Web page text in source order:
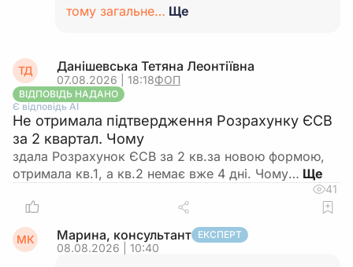
тому загальне… Ще
ТД Данішевська Тетяна Леонтіївна
07.08.2026 | 18:18ФОП
ВІДПОВІДЬ НАДАНО
Є відповідь АІ
Не отримала підтвердження Розрахунку ЄСВ
за 2 квартал. Чому
здала Розрахунок ЄСВ за 2 кв.за новою формою,
отримала кв.1, а кв.2 немає вже 4 дні. Чому…
41
МК Марина, консультант ЕКСПЕРТ
08.08.2026 | 10:40